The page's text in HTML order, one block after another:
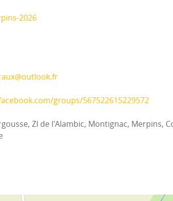
2026
groups/567522615229572
ZI de l'Alambic, Montignac, Merpins,